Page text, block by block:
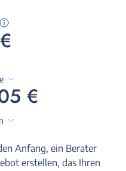
€
Anfang, ein Berater
erstellen, das Ihren